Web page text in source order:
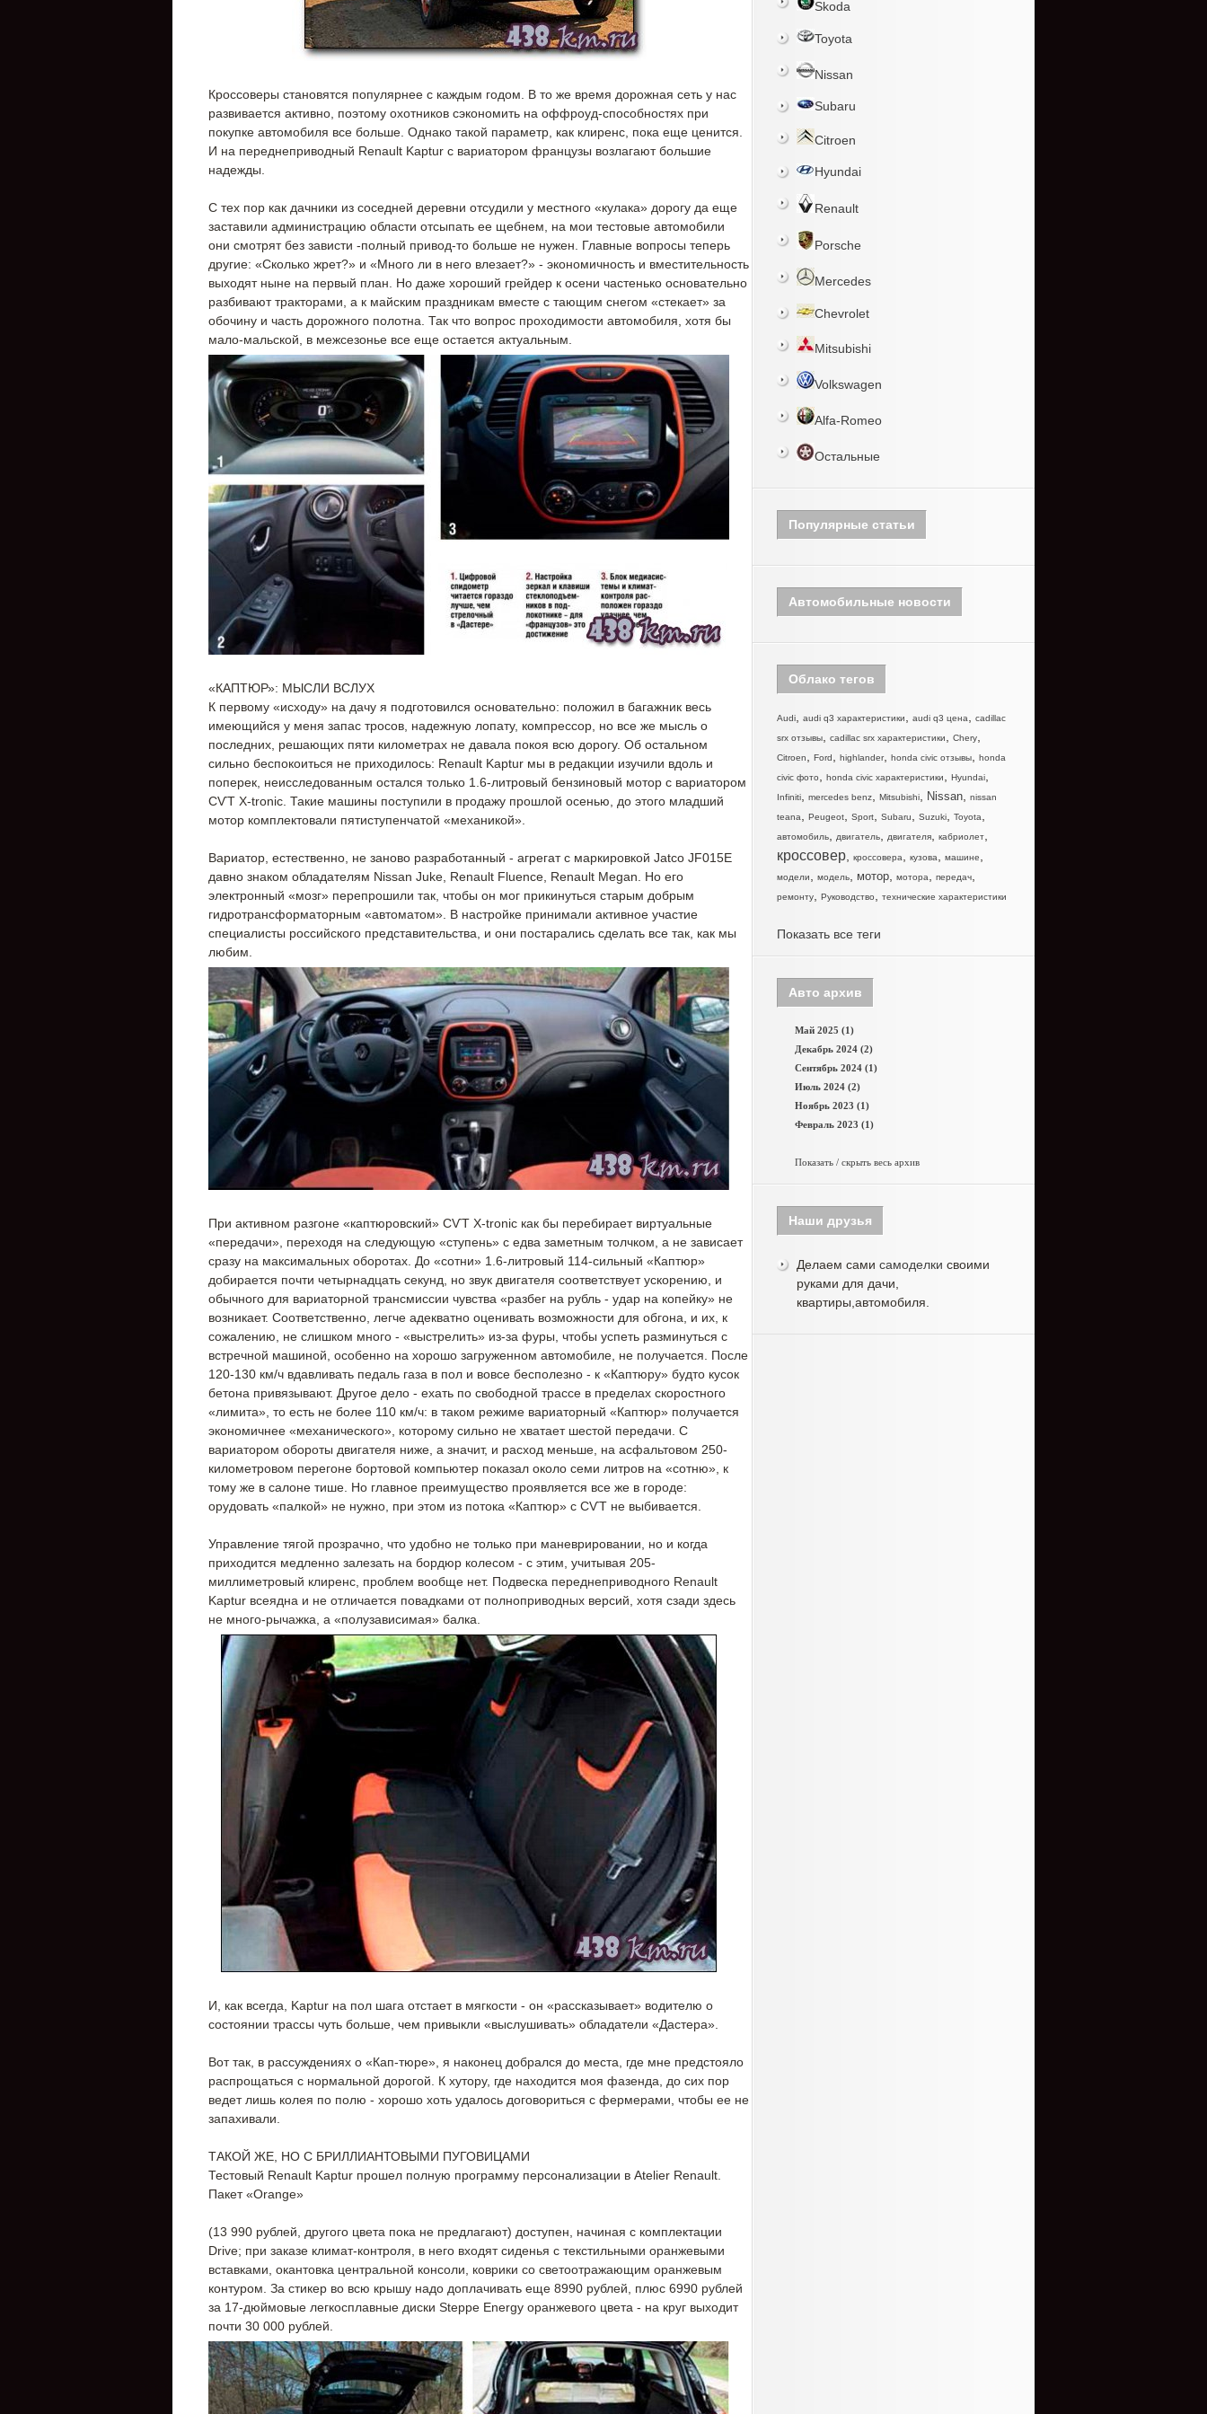
Кроссоверы становятся популярнее с каждым годом. В то же время дорожная сеть у нас
развивается активно, поэтому охотников сэкономить на оффроуд-способностях при
покупке автомобиля все больше. Однако такой параметр, как клиренс, пока еще ценится.
И на переднеприводный Renault Kaptur с вариатором французы возлагают большие
надежды.
С тех пор как дачники из соседней деревни отсудили у местного «кулака» дорогу да еще
заставили администрацию области отсыпать ее щебнем, на мои тестовые автомобили
они смотрят без зависти -полный привод-то больше не нужен. Главные вопросы теперь
другие: «Сколько жрет?» и «Много ли в него влезает?» - экономичность и вместительность
выходят ныне на первый план. Но даже хороший грейдер к осени частенько основательно
разбивают тракторами, а к майским праздникам вместе с тающим снегом «стекает» за
обочину и часть дорожного полотна. Так что вопрос проходимости автомобиля, хотя бы
мало-мальской, в межсезонье все еще остается актуальным.
«КАПТЮР»: МЫСЛИ ВСЛУХ
К первому «исходу» на дачу я подготовился основательно: положил в багажник весь
имеющийся у меня запас тросов, надежную лопату, компрессор, но все же мысль о
последних, решающих пяти километрах не давала покоя всю дорогу. Об остальном
сильно беспокоиться не приходилось: Renault Kaptur мы в редакции изучили вдоль и
поперек, неисследованным остался только 1.6-литровый бензиновый мотор с вариатором
СѴТ X-tronic. Такие машины поступили в продажу прошлой осенью, до этого младший
мотор комплектовали пятиступенчатой «механикой».
Вариатор, естественно, не заново разработанный - агрегат с маркировкой Jatco JF015Е
давно знаком обладателям Nissan Juke, Renault Fluence, Renault Megan. Но его
электронный «мозг» перепрошили так, чтобы он мог прикинуться старым добрым
гидротрансформаторным «автоматом». В настройке принимали активное участие
специалисты российского представительства, и они постарались сделать все так, как мы
любим.
При активном разгоне «каптюровский» СѴТ X-tronic как бы перебирает виртуальные
«передачи», переходя на следующую «ступень» с едва заметным толчком, а не зависает
сразу на максимальных оборотах. До «сотни» 1.6-литровый 114-сильный «Каптюр»
добирается почти четырнадцать секунд, но звук двигателя соответствует ускорению, и
обычного для вариаторной трансмиссии чувства «разбег на рубль - удар на копейку» не
возникает. Соответственно, легче адекватно оценивать возможности для обгона, и их, к
сожалению, не слишком много - «выстрелить» из-за фуры, чтобы успеть разминуться с
встречной машиной, особенно на хорошо загруженном автомобиле, не получается. После
120-130 км/ч вдавливать педаль газа в пол и вовсе бесполезно - к «Каптюру» будто кусок
бетона привязывают. Другое дело - ехать по свободной трассе в пределах скоростного
«лимита», то есть не более 110 км/ч: в таком режиме вариаторный «Каптюр» получается
экономичнее «механического», которому сильно не хватает шестой передачи. С
вариатором обороты двигателя ниже, а значит, и расход меньше, на асфальтовом 250-
километровом перегоне бортовой компьютер показал около семи литров на «сотню», к
тому же в салоне тише. Но главное преимущество проявляется все же в городе:
орудовать «палкой» не нужно, при этом из потока «Каптюр» с СѴТ не выбивается.
Управление тягой прозрачно, что удобно не только при маневрировании, но и когда
приходится медленно залезать на бордюр колесом - с этим, учитывая 205-
миллиметровый клиренс, проблем вообще нет. Подвеска переднеприводного Renault
Kaptur всеядна и не отличается повадками от полноприводных версий, хотя сзади здесь
не много-рычажка, а «полузависимая» балка.
И, как всегда, Kaptur на пол шага отстает в мягкости - он «рассказывает» водителю о
состоянии трассы чуть больше, чем привыкли «выслушивать» обладатели «Дастера».
Вот так, в рассуждениях о «Кап-тюре», я наконец добрался до места, где мне предстояло
распрощаться с нормальной дорогой. К хутору, где находится моя фазенда, до сих пор
ведет лишь колея по полю - хорошо хоть удалось договориться с фермерами, чтобы ее не
запахивали.
ТАКОЙ ЖЕ, НО С БРИЛЛИАНТОВЫМИ ПУГОВИЦАМИ
Тестовый Renault Kaptur прошел полную программу персонализации в Atelier Renault.
Пакет «Orange»
(13 990 рублей, другого цвета пока не предлагают) доступен, начиная с комплектации
Drive; при заказе климат-контроля, в него входят сиденья с текстильными оранжевыми
вставками, окантовка центральной консоли, коврики со светоотражающим оранжевым
контуром. За стикер во всю крышу надо доплачивать еще 8990 рублей, плюс 6990 рублей
за 17-дюймовые легкосплавные диски Steppe Energy оранжевого цвета - на круг выходит
почти 30 000 рублей.
Skoda
Toyota
Nissan
Subaru
Citroen
Hyundai
Renault
Porsche
Mercedes
Chevrolet
Mitsubishi
Volkswagen
Alfa-Romeo
Остальные
Популярные статьи
Автомобильные новости
Облако тегов
Audi audi q3 характеристики audi q3 цена
cadillac
srx отзывы
cadillac srx характеристики Chery
Citroen Ford highlander, honda civic отзывы
honda
civic фото
honda civic характеристики Hyundai
Infiniti mercedes benz Mitsubishi Nissan
nissan
teana
Peugeot Sport Subaru Suzuki Toyota
автомобиль двигатель двигателя кабриолет
кроссовер кроссовера кузова машине
модели модель мотор мотора передач
ремонту Руководство технические характеристики
Показать все теги
Авто архив
Май 2025 (1)
Декабрь 2024 (2)
Сентябрь 2024 (1)
Июль 2024 (2)
Ноябрь 2023 (1)
Февраль 2023 (1)
Показать / скрыть весь архив
Наши друзья
Делаем сами самоделки своими
руками для дачи,
квартиры,автомобиля.